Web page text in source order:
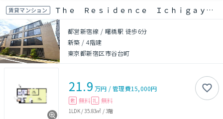
賃貸マンション Ｔｈｅ Ｒｅｓｉｄｅｎｃｅ Ｉｃｈｉｇａｙａｄａｉｍａｃｈｉ
都営新宿線 / 曙橋駅 徒歩6分
新築 /4階建
東京都新宿区市谷台町
21.9 万円 /管理費15,000円
敷 無料 礼 無料
1LDK/35.83㎡ /3階